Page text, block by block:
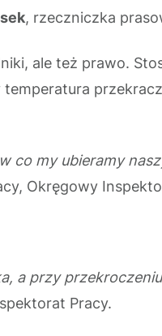
, rzeczniczka
ale też prawo.
co my ubieramy
Okręgowy
a przy
Pracy.